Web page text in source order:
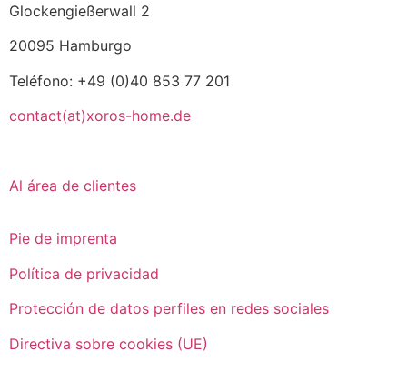
Glockengießerwall 2
20095 Hamburgo
Teléfono: +49 (0)40 853 77 201
contact(at)xoros-home.de
Al área de clientes
Pie de imprenta
Política de privacidad
Protección de datos perfiles en redes sociales
Directiva sobre cookies (UE)